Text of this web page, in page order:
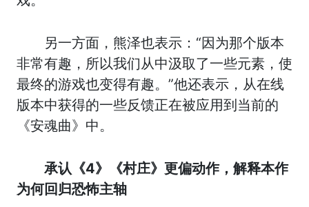
另一方面，熊泽也表示：“因为那个版本
非常有趣，所以我们从中汲取了一些元素，使
最终的游戏也变得有趣。”他还表示，从在线
版本中获得的一些反馈正在被应用到当前的
《安魂曲》中。
承认《4》《村庄》更偏动作，解释本作
为何回归恐怖主轴